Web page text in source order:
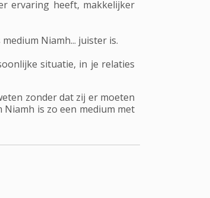
ervaring heeft, makkelijker
Niamh... juister is.
situatie, in je relaties
zonder dat zij er moeten
is zo een medium met